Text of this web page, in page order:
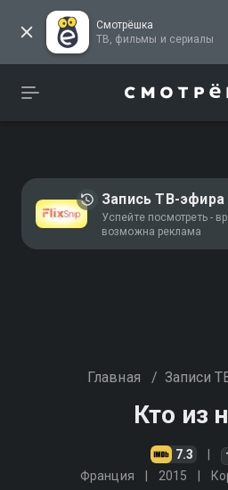
Смотрёшка
ТВ, фильмы и сериалы
Запись ТВ-эфира
Успейте посмотреть -
возможна реклама
Главная / Записи
Кто из
7.3
Франция 2015